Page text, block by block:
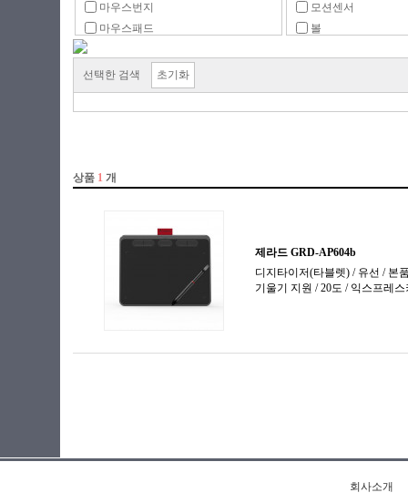
마우스번지
마우스패드
마우스피트
손목받침대(팜레스트)
타블렛 주변용품
프리젠터 마우스
모션센서
볼
선택한 검색 초기화
회사소개